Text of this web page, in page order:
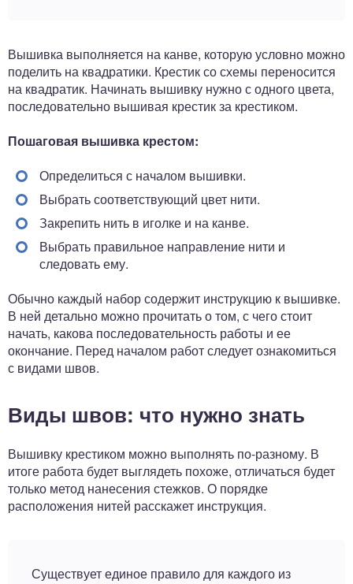
Вышивка выполняется на канве, которую условно можно
поделить на квадратики. Крестик со схемы переносится
на квадратик. Начинать вышивку нужно с одного цвета,
последовательно вышивая крестик за крестиком.
Пошаговая вышивка крестом:
Определиться с началом вышивки.
Выбрать соответствующий цвет нити.
Закрепить нить в иголке и на канве.
Выбрать правильное направление нити и
следовать ему.
Обычно каждый набор содержит инструкцию к вышивке.
В ней детально можно прочитать о том, с чего стоит
начать, какова последовательность работы и ее
окончание. Перед началом работ следует ознакомиться
с видами швов.
Виды швов: что нужно знать
Вышивку крестиком можно выполнять по-разному. В
итоге работа будет выглядеть похоже, отличаться будет
только метод нанесения стежков. О порядке
расположения нитей расскажет инструкция.
Существует единое правило для каждого из